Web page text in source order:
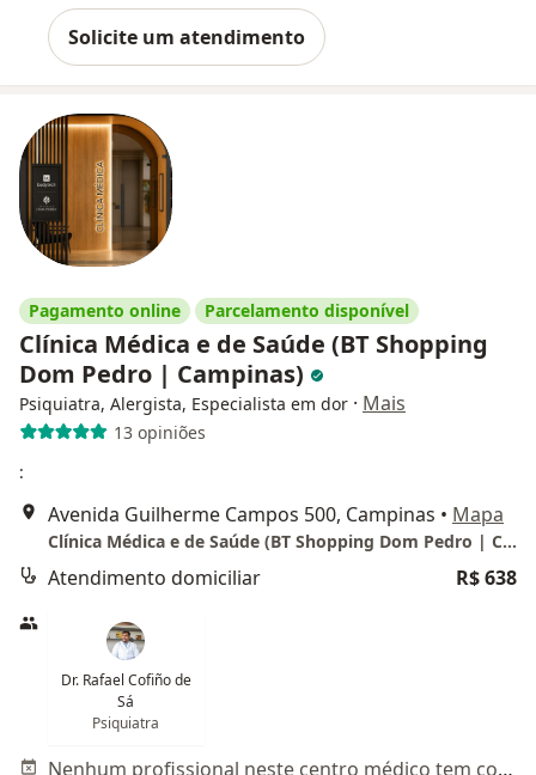
Solicite um atendimento
Pagamento online Parcelamento disponível
Clínica Médica e de Saúde (BT Shopping
Dom Pedro | Campinas)
Psiquiatra, Alergista, Especialista em dor · Mais
13 opiniões
:
Avenida Guilherme Campos 500, Campinas • Mapa
Clínica Médica e de Saúde (BT Shopping Dom Pedro | Campinas)
Atendimento domiciliar R$ 638
Dr. Rafael Cofiño de
Sá
Psiquiatra
Nenhum profissional neste centro médico tem consultas disponíveis